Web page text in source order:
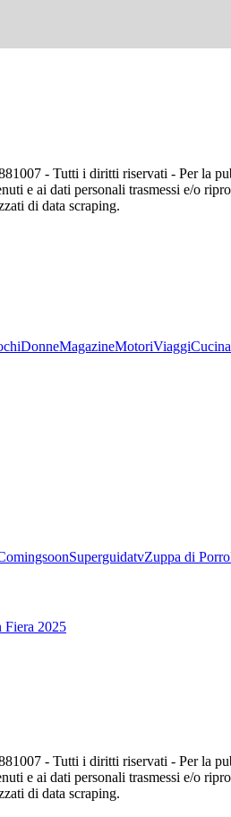
- Tutti i diritti riservati - Per la
e ai dati personali trasmessi e/o
di data scraping.
DonneMagazineMotoriViaggiCucina
SuperguidatvZuppa di Porro
2025
- Tutti i diritti riservati - Per la
e ai dati personali trasmessi e/o
di data scraping.